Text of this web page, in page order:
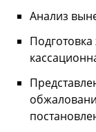
Анализ